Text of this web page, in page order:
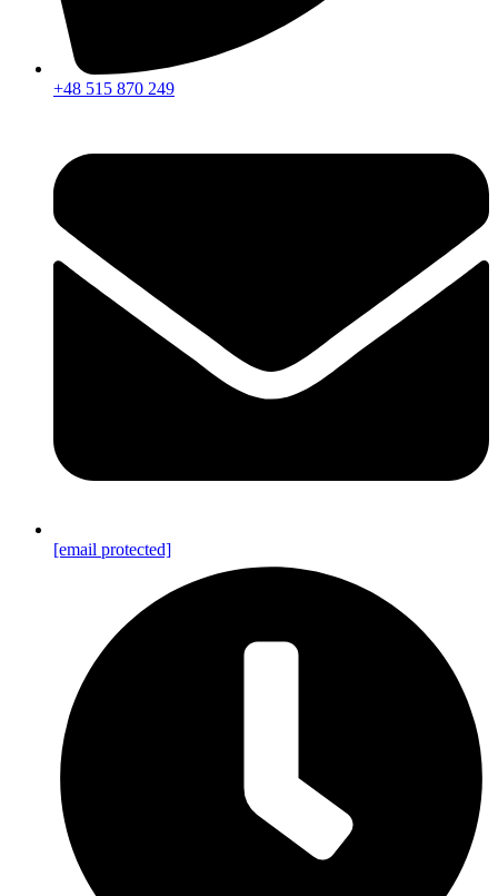
+48 515 870 249
[email protected]